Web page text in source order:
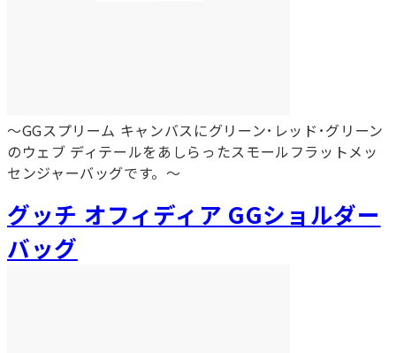
～GGスプリーム キャンバスにグリーン･レッド･グリーン
のウェブ ディテールをあしらったスモールフラットメッ
センジャーバッグです。～
グッチ オフィディア GGショルダー
バッグ